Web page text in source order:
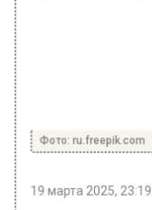
Фото: ru.freepik.com
19 марта 2025, 23:19